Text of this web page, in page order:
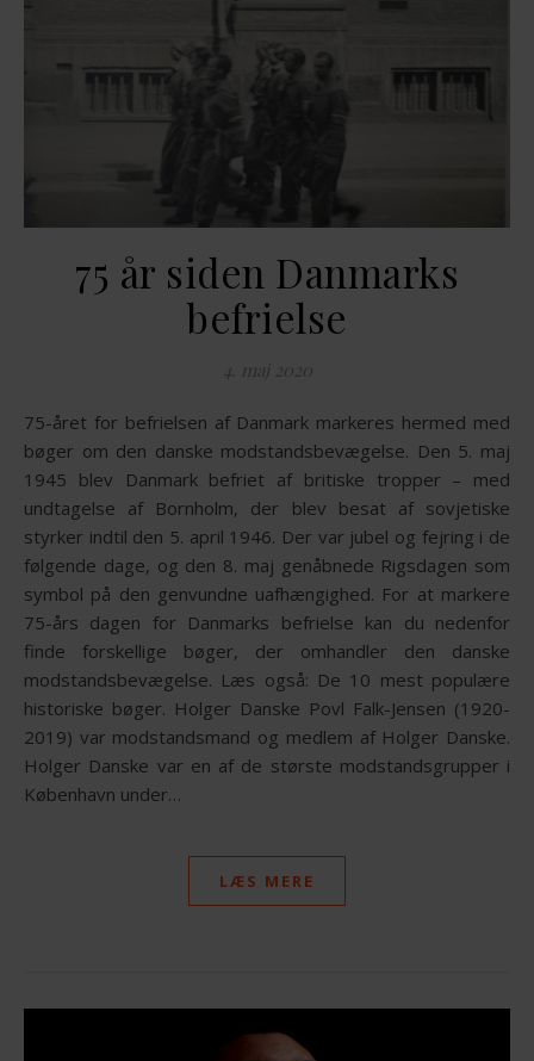
75 år siden Danmarks
befrielse
4. maj 2020
75-året for befrielsen af Danmark markeres hermed med
bøger om den danske modstandsbevægelse. Den 5. maj
1945 blev Danmark befriet af britiske tropper – med
undtagelse af Bornholm, der blev besat af sovjetiske
styrker indtil den 5. april 1946. Der var jubel og fejring i de
følgende dage, og den 8. maj genåbnede Rigsdagen som
symbol på den genvundne uafhængighed. For at markere
75-års dagen for Danmarks befrielse kan du nedenfor
finde forskellige bøger, der omhandler den danske
modstandsbevægelse. Læs også: De 10 mest populære
historiske bøger. Holger Danske Povl Falk-Jensen (1920-
2019) var modstandsmand og medlem af Holger Danske.
Holger Danske var en af de største modstandsgrupper i
København under…
LÆS MERE